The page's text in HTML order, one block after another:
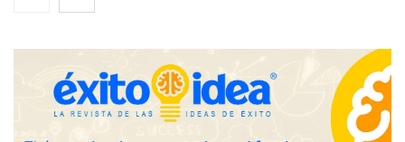
disponible: 100.000€ para formar nuevos profesionales
Nicols presenta seis modelos de anillos de compromiso para el
eclipse solar del 12 de agosto
Zoomex mejora su Strategy Center con herramientas